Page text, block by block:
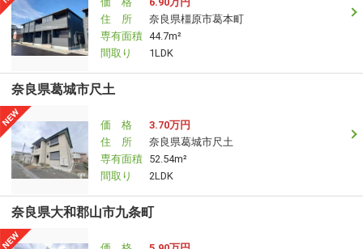
住 所
奈良県橿原市葛本町
専有面積 44.7m²
間取り
1LDK
奈良県葛城市尺土
価 格
3.70万円
住 所
奈良県葛城市尺土
専有面積 52.54m²
間取り
2LDK
奈良県大和郡山市九条町